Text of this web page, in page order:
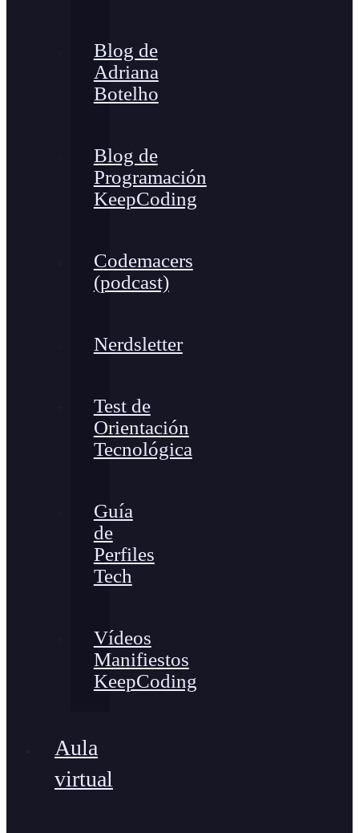
Blog de
Adriana
Botelho
Blog de
Programación
KeepCoding
Codemacers
(podcast)
Nerdsletter
Test de
Orientación
Tecnológica
Guía
de
Perfiles
Tech
Vídeos
Manifiestos
KeepCoding
Aula
virtual